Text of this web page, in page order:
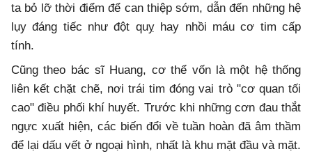
ta bỏ lỡ thời điểm để can thiệp sớm, dẫn đến những hệ
lụy đáng tiếc như đột quỵ hay nhồi máu cơ tim cấp
tính.
Cũng theo bác sĩ Huang, cơ thể vốn là một hệ thống
liên kết chặt chẽ, nơi trái tim đóng vai trò "cơ quan tối
cao" điều phối khí huyết. Trước khi những cơn đau thắt
ngực xuất hiện, các biến đổi về tuần hoàn đã âm thầm
để lại dấu vết ở ngoại hình, nhất là khu mặt đầu và mặt.